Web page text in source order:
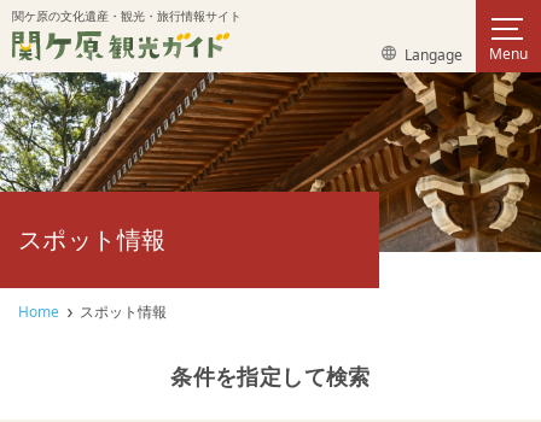
このページの本文へ移動
関ケ原の文化遺産・観光・旅行情報サイト
言語選択メニューを表示
Langage
サイ
Menu
スポット情報
Home スポット情報
条件を指定して検索